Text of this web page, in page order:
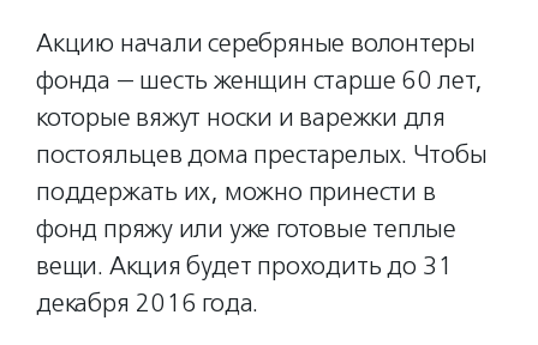
Акцию начали серебряные волонтеры
фонда — шесть женщин старше 60 лет,
которые вяжут носки и варежки для
постояльцев дома престарелых. Чтобы
поддержать их, можно принести в
фонд пряжу или уже готовые теплые
вещи. Акция будет проходить до 31
декабря 2016 года.